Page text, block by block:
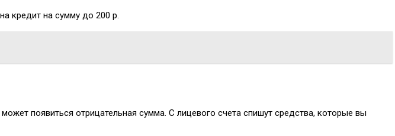
кредит на сумму до 200 р.
появиться отрицательная сумма. С лицевого счета спишут средства, которые вы